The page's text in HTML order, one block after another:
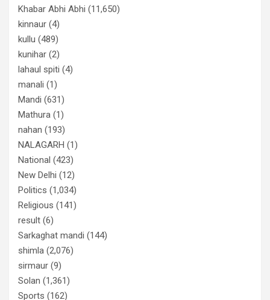
Khabar Abhi Abhi (11,650)
kinnaur (4)
kullu (489)
kunihar (2)
lahaul spiti (4)
manali (1)
Mandi (631)
Mathura (1)
nahan (193)
NALAGARH (1)
National (423)
New Delhi (12)
Politics (1,034)
Religious (141)
result (6)
Sarkaghat mandi (144)
shimla (2,076)
sirmaur (9)
Solan (1,361)
Sports (162)